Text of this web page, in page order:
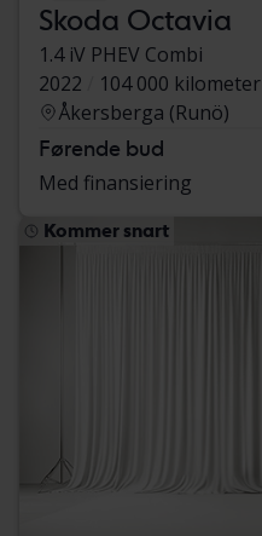
Skoda Octavia
1.4 iV PHEV Combi
2022
104 000 kilometer
Åkersberga (Runö)
Førende bud
Med finansiering
Kommer snart